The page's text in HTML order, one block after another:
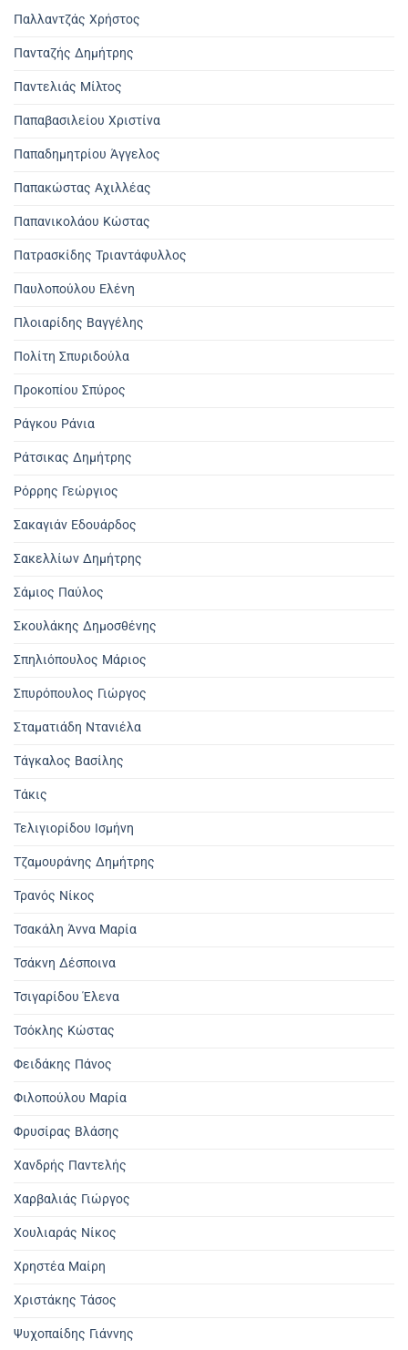
Παλλαντζάς Χρήστος
Πανταζής Δημήτρης
Παντελιάς Μίλτος
Παπαβασιλείου Χριστίνα
Παπαδημητρίου Άγγελος
Παπακώστας Αχιλλέας
Παπανικολάου Κώστας
Πατρασκίδης Τριαντάφυλλος
Παυλοπούλου Ελένη
Πλοιαρίδης Βαγγέλης
Πολίτη Σπυριδούλα
Προκοπίου Σπύρος
Ράγκου Ράνια
Ράτσικας Δημήτρης
Ρόρρης Γεώργιος
Σακαγιάν Εδουάρδος
Σακελλίων Δημήτρης
Σάμιος Παύλος
Σκουλάκης Δημοσθένης
Σπηλιόπουλος Μάριος
Σπυρόπουλος Γιώργος
Σταματιάδη Ντανιέλα
Τάγκαλος Βασίλης
Τάκις
Τελιγιορίδου Ισμήνη
Τζαμουράνης Δημήτρης
Τρανός Νίκος
Τσακάλη Άννα Μαρία
Τσάκνη Δέσποινα
Τσιγαρίδου Έλενα
Τσόκλης Κώστας
Φειδάκης Πάνος
Φιλοπούλου Μαρία
Φρυσίρας Βλάσης
Χανδρής Παντελής
Χαρβαλιάς Γιώργος
Χουλιαράς Νίκος
Χρηστέα Μαίρη
Χριστάκης Τάσος
Ψυχοπαίδης Γιάννης